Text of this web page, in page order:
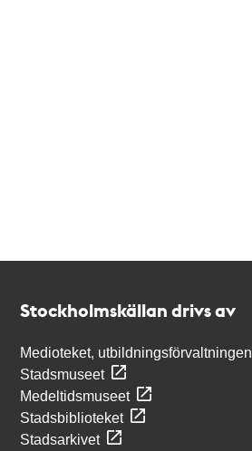
Stockholmskällan drivs av
Medioteket, utbildningsförvaltningen
Stadsmuseet
Medeltidsmuseet
Stadsbiblioteket
Stadsarkivet